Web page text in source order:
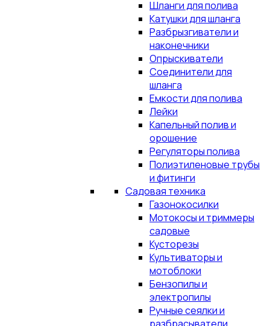
Шланги для полива
Катушки для шланга
Разбрызгиватели и
наконечники
Опрыскиватели
Соединители для
шланга
Емкости для полива
Лейки
Капельный полив и
орошение
Регуляторы полива
Полиэтиленовые трубы
и фитинги
Садовая техника
Газонокосилки
Мотокосы и триммеры
садовые
Кусторезы
Культиваторы и
мотоблоки
Бензопилы и
электропилы
Ручные сеялки и